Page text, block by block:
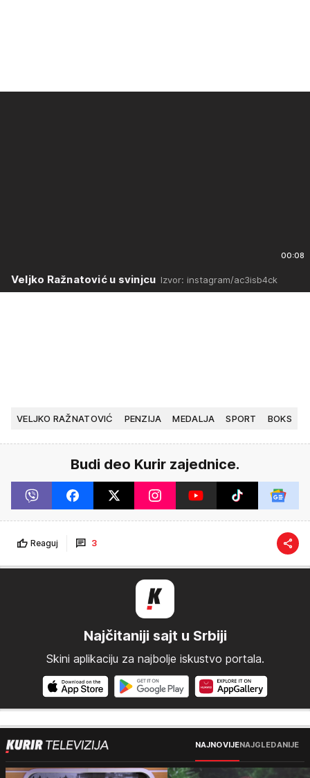
00:08
Veljko Ražnatović u svinjcu Izvor: instagram/ac3isb4ck
VELJKO RAŽNATOVIĆ PENZIJA MEDALJA SPORT BOKS
Budi deo Kurir zajednice.
Reaguj 3
Najčitaniji sajt u Srbiji
Skini aplikaciju za najbolje iskustvo portala.
NAJNOVIJENAJGLEDANIJE